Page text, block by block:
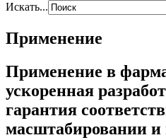
Искать...
Применение
Применение в
ускоренная
гарантия
масштабировании и